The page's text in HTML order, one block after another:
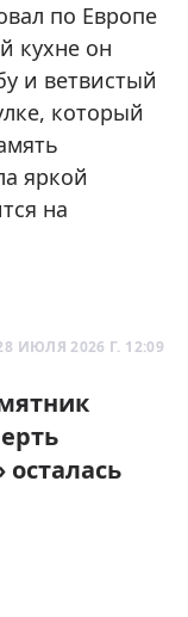
по Европе
кухне он
и ветвистый
который
яркой
на
ИЮЛЯ 2026 Г. 12:09
осталась